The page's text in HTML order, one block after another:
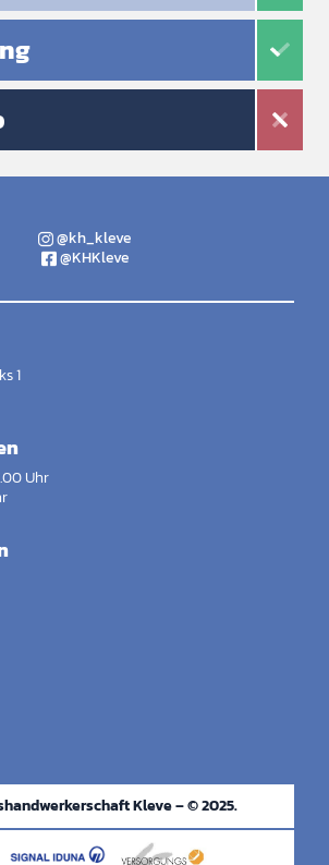
@kh_kleve
@KHKleve
1
Uhr
Kleve – © 2025.